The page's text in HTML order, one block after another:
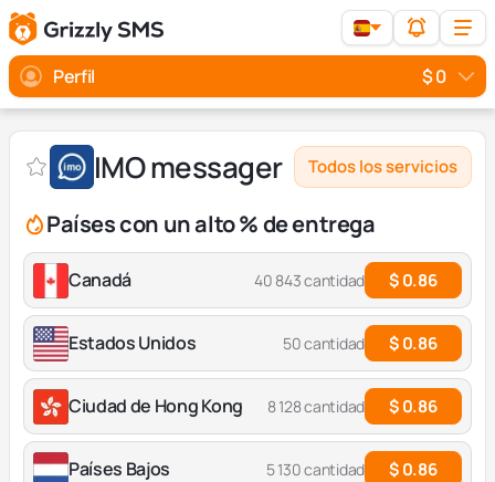
Perfil $ 0
IMO messager Todos los servicios
Países con un alto % de entrega
Canadá 40 843 cantidad $ 0.86
Estados Unidos 50 cantidad $ 0.86
Ciudad de Hong Kong 8 128 cantidad $ 0.86
Países Bajos 5 130 cantidad $ 0.86